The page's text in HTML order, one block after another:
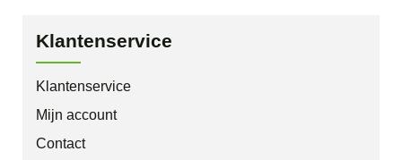
Klantenservice
Klantenservice
Mijn account
Contact